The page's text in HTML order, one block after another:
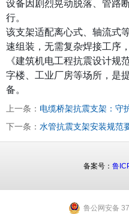
设备因剧烈晃动脱落、管路
行。
该支架适配离心式、轴流式
速组装，无需复杂焊接工序
《建筑机电工程抗震设计规
字楼、工业厂房等场所，是
备。
上一条： 电缆桥架抗震支架：守
下一条： 水管抗震支架安装规范
备案号： 鲁
鲁公网安备